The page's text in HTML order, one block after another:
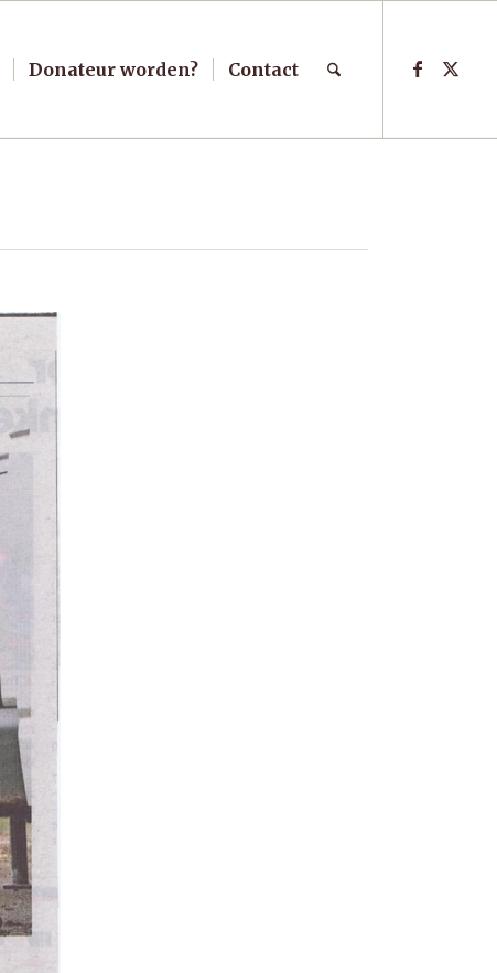
Donateur worden? Contact